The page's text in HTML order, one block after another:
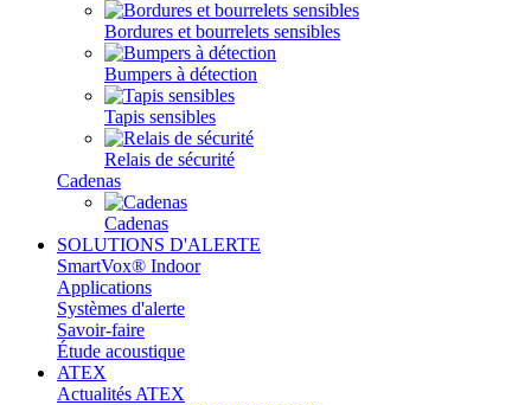
Bordures et bourrelets sensibles
Bumpers à détection
Tapis sensibles
Relais de sécurité
Cadenas
Cadenas
SOLUTIONS D'ALERTE
SmartVox® Indoor
Applications
Systèmes d'alerte
Savoir-faire
Étude acoustique
ATEX
Actualités ATEX